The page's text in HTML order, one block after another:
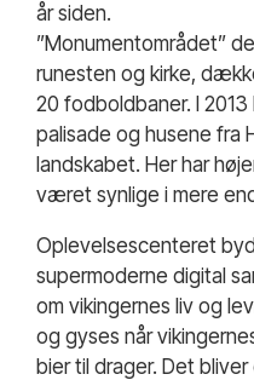
år siden.
”Monumentområdet”
runesten og kirke,
20 fodboldbaner. I
palisade og husene fra
landskabet. Her har
været synlige i mere
Oplevelsescenteret
supermoderne digital
om vikingernes liv og
og gyses når
bier til drager. Det